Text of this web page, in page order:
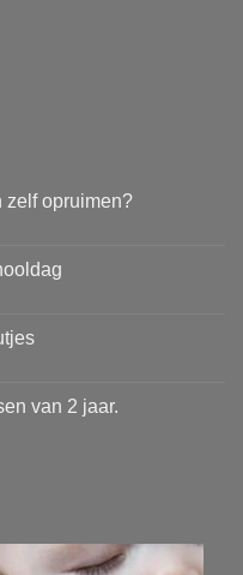
zelf opruimen?
van 2 jaar.